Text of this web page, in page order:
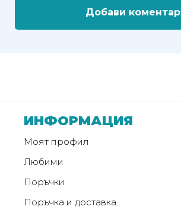
Добави коментар
ИНФОРМАЦИЯ
Моят профил
Любими
Поръчки
Поръчка и доставка